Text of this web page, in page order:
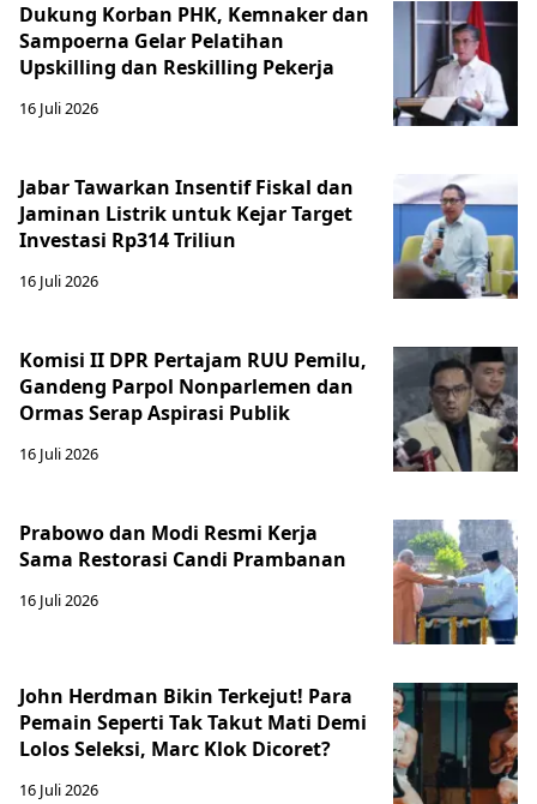
Dukung Korban PHK, Kemnaker dan
Sampoerna Gelar Pelatihan
Upskilling dan Reskilling Pekerja
16 Juli 2026
Jabar Tawarkan Insentif Fiskal dan
Jaminan Listrik untuk Kejar Target
Investasi Rp314 Triliun
16 Juli 2026
Komisi II DPR Pertajam RUU Pemilu,
Gandeng Parpol Nonparlemen dan
Ormas Serap Aspirasi Publik
16 Juli 2026
Prabowo dan Modi Resmi Kerja
Sama Restorasi Candi Prambanan
16 Juli 2026
John Herdman Bikin Terkejut! Para
Pemain Seperti Tak Takut Mati Demi
Lolos Seleksi, Marc Klok Dicoret?
16 Juli 2026